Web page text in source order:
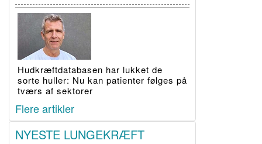
Hudkræftdatabasen har lukket de
sorte huller: Nu kan patienter følges på
tværs af sektorer
Flere artikler
NYESTE LUNGEKRÆFT